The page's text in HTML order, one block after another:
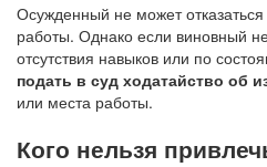
Осужденный не может
работы. Однако если виновный
отсутствия навыков или по
подать в суд ходатайство об
или места работы.
Кого нельзя